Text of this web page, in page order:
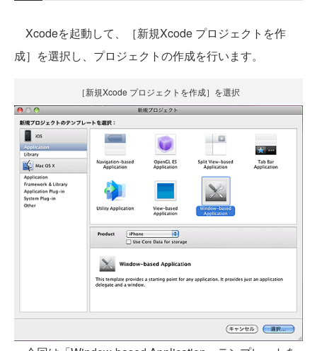
Xcodeを起動して、［新規Xcode プロジェクトを作
成］を選択し、プロジェクトの作成を行います。
［新規Xcode プロジェクトを作成］を選択